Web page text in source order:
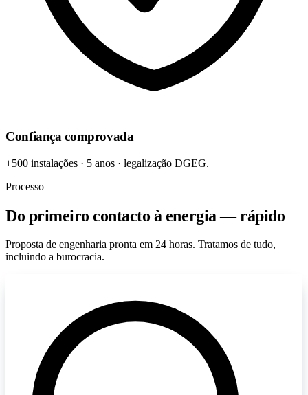
Confiança comprovada
+500 instalações · 5 anos · legalização DGEG.
Processo
Do primeiro contacto à energia — rápido
Proposta de engenharia pronta em 24 horas. Tratamos de tudo,
incluindo a burocracia.